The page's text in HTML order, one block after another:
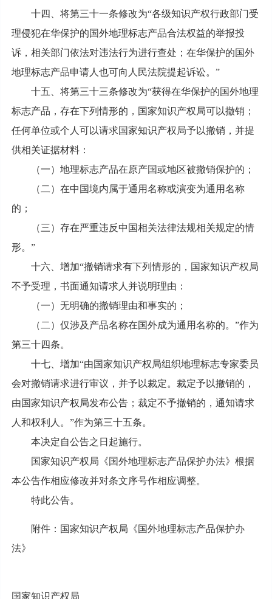
十四、将第三十一条修改为“各级知识产权行政部门受
理侵犯在华保护的国外地理标志产品合法权益的举报投
诉，相关部门依法对违法行为进行查处；在华保护的国外
地理标志产品申请人也可向人民法院提起诉讼。”
十五、将第三十三条修改为“获得在华保护的国外地理
标志产品，存在下列情形的，国家知识产权局可以撤销；
任何单位或个人可以请求国家知识产权局予以撤销，并提
供相关证据材料：
（一）地理标志产品在原产国或地区被撤销保护的；
（二）在中国境内属于通用名称或演变为通用名称
的；
（三）存在严重违反中国相关法律法规相关规定的情
形。”
十六、增加“撤销请求有下列情形的，国家知识产权局
不予受理，书面通知请求人并说明理由：
（一）无明确的撤销理由和事实的；
（二）仅涉及产品名称在国外成为通用名称的。”作为
第三十四条。
十七、增加“由国家知识产权局组织地理标志专家委员
会对撤销请求进行审议，并予以裁定。裁定予以撤销的，
由国家知识产权局发布公告；裁定不予撤销的，通知请求
人和权利人。”作为第三十五条。
本决定自公告之日起施行。
国家知识产权局《国外地理标志产品保护办法》根据
本公告作相应修改并对条文序号作相应调整。
特此公告。
附件：国家知识产权局《国外地理标志产品保护办
法》
国家知识产权局